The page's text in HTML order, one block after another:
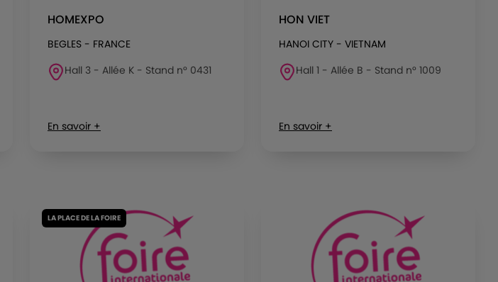
HOMEXPO
BEGLES - FRANCE
Hall 3 - Allée K - Stand n° 0431
En savoir +
HON VIET
HANOI CITY - VIETNAM
Hall 1 - Allée B - Stand n° 1009
En savoir +
LA PLACE DE LA FOIRE